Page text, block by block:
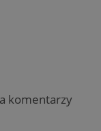
komentarzy